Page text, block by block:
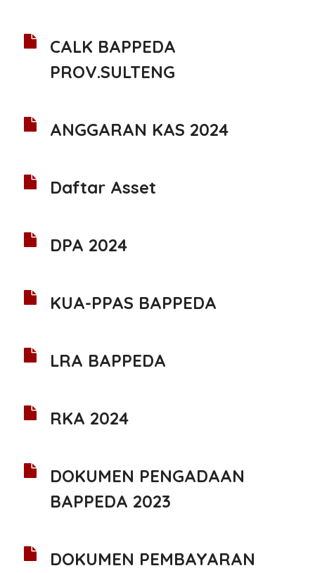
CALK BAPPEDA
PROV.SULTENG
ANGGARAN KAS 2024
Daftar Asset
DPA 2024
KUA-PPAS BAPPEDA
LRA BAPPEDA
RKA 2024
DOKUMEN PENGADAAN
BAPPEDA 2023
DOKUMEN PEMBAYARAN